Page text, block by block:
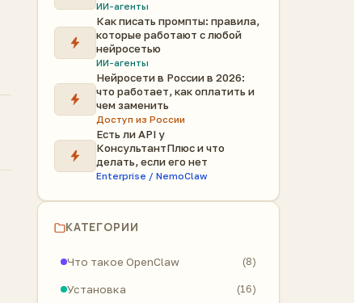
ИИ-агенты
Как писать промпты: правила,
которые работают с любой
нейросетью
ИИ-агенты
Нейросети в России в 2026:
что работает, как оплатить и
чем заменить
Доступ из России
Есть ли API у
КонсультантПлюс и что
делать, если его нет
Enterprise / NemoClaw
КАТЕГОРИИ
Что такое OpenClaw (8)
Установка (16)